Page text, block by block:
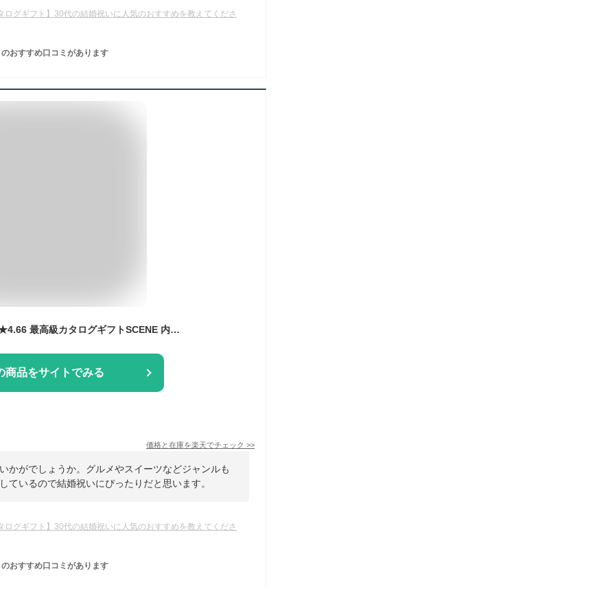
ログギフト】30代の結婚祝いに人気のおすすめを教えてくださ
のおすすめ口コミがあります
【本日 P8倍】高評価★4.66 最高級カタログギフトSCENE 内祝い お返し カタログギフト【 選べる8コース 】1万円コース 2万円 3万円 香典返し グルメ 出産内祝い 結婚内祝い 結婚 出産祝い 結婚祝い お祝いギフトカード 出産祝い
商品をサイトでみる
価格と在庫を楽天でチェック >>
かがでしょうか。グルメやスイーツなどジャンルも
ているので結婚祝いにぴったりだと思います。
ログギフト】30代の結婚祝いに人気のおすすめを教えてくださ
のおすすめ口コミがあります